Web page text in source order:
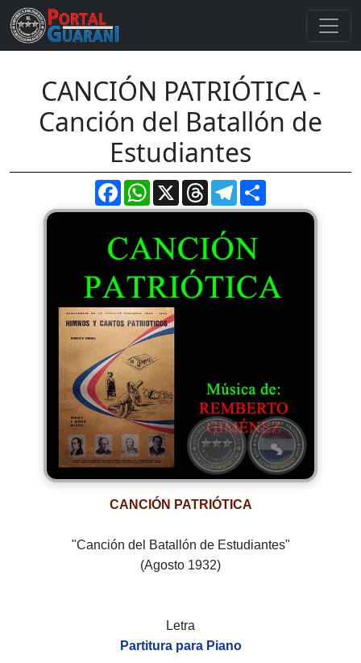
CANCIÓN PATRIÓTICA -
Canción del Batallón de
Estudiantes
FacebookWhatsApp
X ThreadsTelegram
CANCIÓN PATRIÓTICA
"Canción del Batallón de Estudiantes"
(Agosto 1932)
Letra
Partitura para Piano